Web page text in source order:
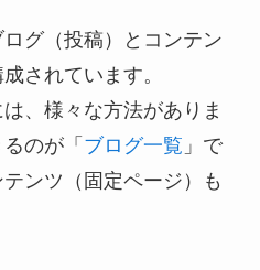
グ（投稿）とコンテン
されています。
、様々な方法がありま
のが「 ブログ一覧 」で
ンツ（固定ページ）も